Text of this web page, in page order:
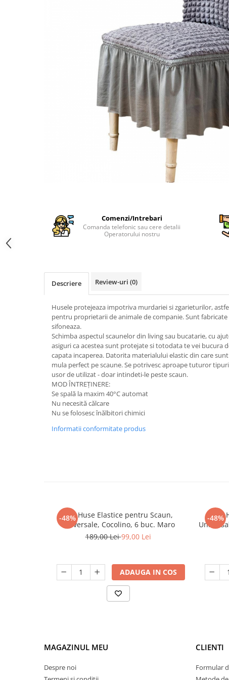
Cearceaf cu Elastic pat 1 Persoana
Cearceaf cu Elastic pat 2 Persoane
Lenjerii Pat, Bumbac-Finet
Lenjerii Pat, Bumbac-Finet
Comenzi/Intrebari
Comanda telefonic sau cere detalii
Operatorului nostru
Descriere Review-uri (0)
Husele protejeaza impotriva murdariei si zgarieturilor,
pentru proprietarii de animale de companie. Sunt
sifoneaza.
Schimba aspectul scaunelor din living sau bucatarie, cu
asiguri ca acestea sunt protejate si totodata te vei bucura
capata incaperea. Datorita materialului elastic din care
mula perfect pe scaune. Se potrivesc aproape tuturor
usor de utilizat - doar intindeti-le peste scaun.
MOD ÎNTREŢINERE:
Se spală la maxim 40°C automat
Nu necesită călcare
Nu se folosesc înălbitori chimici
Informatii conformitate produs
-48%
Set, Huse Elastice pentru Scaun,
Universale, Cocolino, 6 buc. Maro
189,00 Lei99,00 Lei
ADAUGA IN COS
-48%
Set,
MAGAZINUL MEU
Despre noi
CLIENTI
Formular